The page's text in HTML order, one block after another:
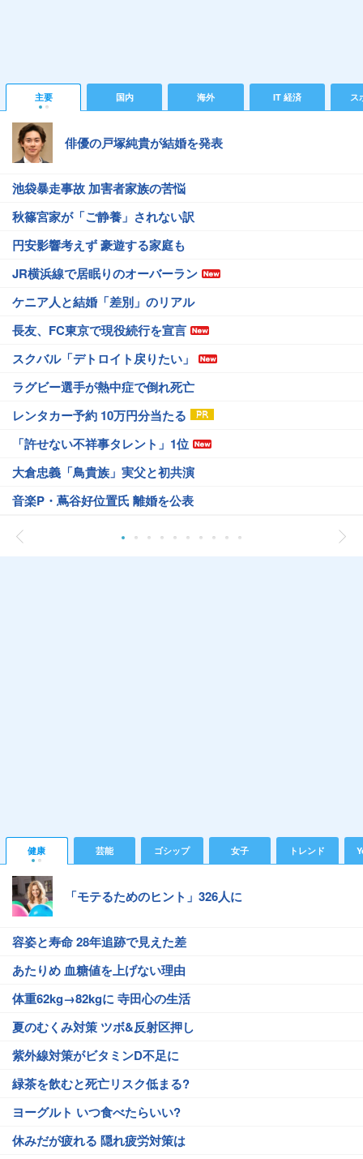
主要 国内 海外 IT 経済 ス
俳優の戸塚純貴が結婚を発表
池袋暴走事故 加害者家族の苦悩
秋篠宮家が「ご静養」されない訳
円安影響考えず 豪遊する家庭も
JR横浜線で居眠りのオーバーラン
ケニア人と結婚「差別」のリアル
長友、FC東京で現役続行を宣言
スクバル「デトロイト戻りたい」
ラグビー選手が熱中症で倒れ死亡
レンタカー予約 10万円分当たる
「許せない不祥事タレント」1位
大倉忠義「鳥貴族」実父と初共演
音楽P・蔦谷好位置氏 離婚を公表
健康 芸能 ゴシップ 女子 トレンド
「モテるためのヒント」326人に
容姿と寿命 28年追跡で見えた差
あたりめ 血糖値を上げない理由
体重62kg→82kgに 寺田心の生活
夏のむくみ対策 ツボ&反射区押し
紫外線対策がビタミンD不足に
緑茶を飲むと死亡リスク低まる?
ヨーグルト いつ食べたらいい?
休みだが疲れる 隠れ疲労対策は